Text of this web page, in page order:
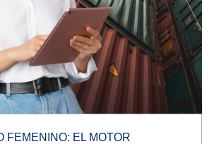
FEMENINO: EL MOTOR